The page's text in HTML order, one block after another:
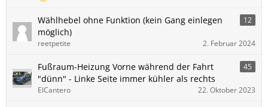
Wählhebel ohne Funktion (kein Gang einlegen
möglich)
12
reetpetite 2. Februar 2024
Fußraum-Heizung Vorne während der Fahrt
"dünn" - Linke Seite immer kühler als rechts
45
ElCantero 22. Oktober 2023